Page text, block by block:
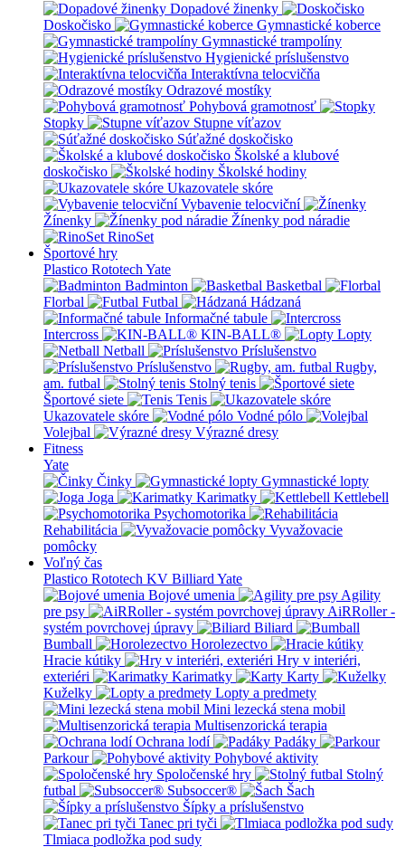
Dopadové žinenky
Doskočisko
Gymnastické koberce
Gymnastické trampolíny
Hygienické príslušenstvo
Interaktívna telocvičňa
Odrazové mostíky
Pohybová gramotnosť
Stopky
Stupne víťazov
Súťažné doskočisko
Školské a klubové
doskočisko
Školské hodiny
Ukazovatele skóre
Vybavenie telocviční
Žínenky
Žínenky pod náradie
RinoSet
Športové hry
Plastico Rototech Yate
Badminton
Basketbal
Florbal
Futbal
Hádzaná
Informačné tabule
Intercross
KIN-BALL®
Lopty
Netball
Príslušenstvo
Príslušenstvo
Rugby,
am. futbal
Stolný tenis
Športové siete
Tenis
Ukazovatele skóre
Vodné pólo
Volejbal
Výrazné dresy
Fitness
Yate
Činky
Gymnastické lopty
Joga
Karimatky
Kettlebell
Psychomotorika
Rehabilitácia
Vyvažovacie
pomôcky
Voľný čas
Plastico Rototech KV Billiard Yate
Bojové umenia
Agility
pre psy
AiRRoller -
systém povrchovej úpravy
Biliard
Bumball
Horolezectvo
Hracie kútiky
Hry v interiéri,
exteriéri
Karimatky
Karty
Kuželky
Lopty a predmety
Mini lezecká stena mobil
Multisenzorická terapia
Ochrana lodí
Padáky
Parkour
Pohybové aktivity
Spoločenské hry
Stolný
futbal
Subsoccer®
Šach
Šípky a príslušenstvo
Tanec pri tyči
Tlmiaca podložka pod sudy